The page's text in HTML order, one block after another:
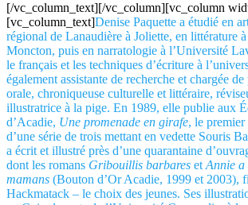
[/vc_column_text][/vc_column][vc_column
[vc_column_text]Denise Paquette a étudié en
régional de Lanaudière à Joliette, en littérature
Moncton, puis en narratologie à l’Université
le français et les techniques d’écriture à
également assistante de recherche et chargée
orale, chroniqueuse culturelle et littéraire,
illustratrice à la pige. En 1989, elle publie aux
d’Acadie, Une promenade en girafe, le
d’une série de trois mettant en vedette Souris
a écrit et illustré près d’une quarantaine
dont les romans Gribouillis barbares et Annie a
mamans (Bouton d’Or Acadie, 1999 et 2003),
Hackmatack – le choix des jeunes. Ses